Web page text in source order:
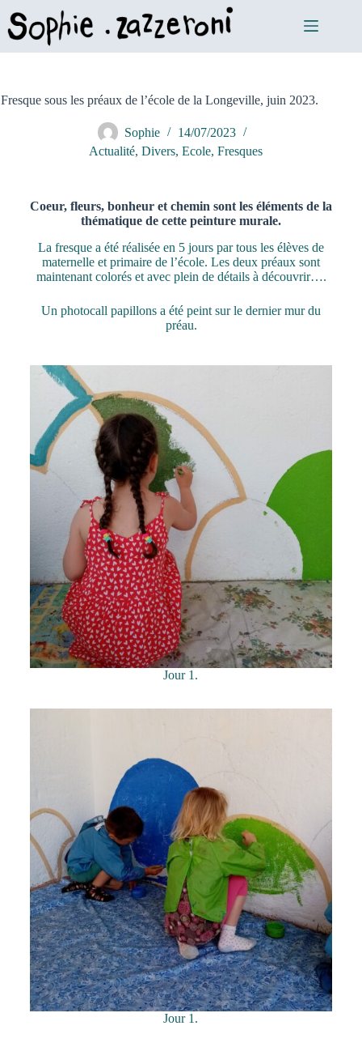
Fresque sous les préaux de l’école de la Longeville, juin 2023.
Sophie
14/07/2023
Actualité, Divers, Ecole, Fresques
Coeur, fleurs, bonheur et chemin sont les éléments de la
thématique de cette peinture murale.
La fresque a été réalisée en 5 jours par tous les élèves de
maternelle et primaire de l’école. Les deux préaux sont
maintenant colorés et avec plein de détails à découvrir….
Un photocall papillons a été peint sur le dernier mur du
préau.
Jour 1.
Jour 1.